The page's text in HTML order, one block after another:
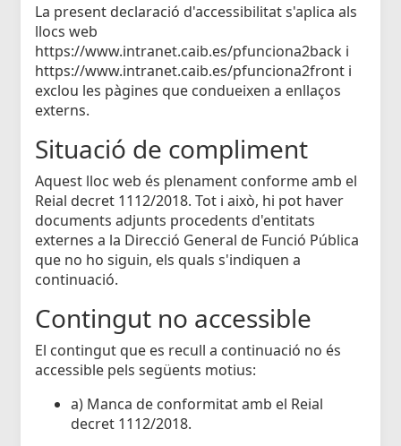
La present declaració d'accessibilitat s'aplica als
llocs web
https://www.intranet.caib.es/pfunciona2back i
https://www.intranet.caib.es/pfunciona2front i
exclou les pàgines que condueixen a enllaços
externs.
Situació de compliment
Aquest lloc web és plenament conforme amb el
Reial decret 1112/2018. Tot i això, hi pot haver
documents adjunts procedents d'entitats
externes a la Direcció General de Funció Pública
que no ho siguin, els quals s'indiquen a
continuació.
Contingut no accessible
El contingut que es recull a continuació no és
accessible pels següents motius:
a) Manca de conformitat amb el Reial
decret 1112/2018.